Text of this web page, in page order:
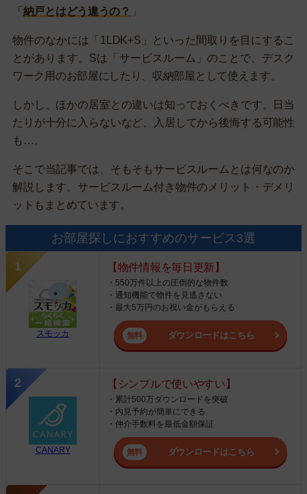
「 納戸とはどう違うの？ 」
物件のなかには「1LDK+S」といった間取りを目にするこ
とがあります。Sは「サービスルーム」のことで、デスク
ワーク用のお部屋にしたり、収納部屋として使えます。
しかし、ほかの居室との違いは知っておくべきです。日当
たりが十分に入らないなど、入居してから後悔する可能性
も…。
そこで当記事では、そもそもサービスルームとは何なのか
解説します。サービスルーム付き物件のメリット・デメリ
ットもまとめています。
お部屋探しにおすすめのサービス3選
スモッカ
【物件情報を毎日更新】
・550万件以上の圧倒的な物件数
・通知機能で物件を見逃さない
・最大5万円のお祝い金がもらえる
ダウンロードはこちら
CANARY
【シンプルで使いやすい】
・累計500万ダウンロードを突破
・内見予約が簡単にできる
・仲介手数料を最低金額保証
ダウンロードはこちら